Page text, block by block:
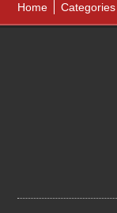
Home Categories